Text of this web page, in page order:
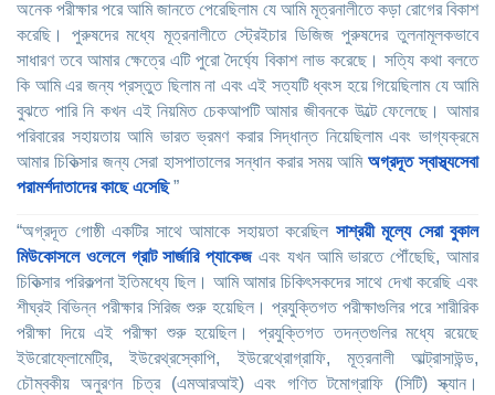
অনেক পরীক্ষার পরে আমি জানতে পেরেছিলাম যে আমি মূত্রনালীতে কড়া রোগের বিকাশ
করেছি। পুরুষদের মধ্যে মূত্রনালীতে স্ট্রেইচার ডিজিজ পুরুষদের তুলনামূলকভাবে
সাধারণ তবে আমার ক্ষেত্রে এটি পুরো দৈর্ঘ্যে বিকাশ লাভ করেছে। সত্যি কথা বলতে
কি আমি এর জন্য প্রস্তুত ছিলাম না এবং এই সত্যটি ধ্বংস হয়ে গিয়েছিলাম যে আমি
বুঝতে পারি নি কখন এই নিয়মিত চেকআপটি আমার জীবনকে উল্টে ফেলেছে। আমার
পরিবারের সহায়তায় আমি ভারত ভ্রমণ করার সিদ্ধান্ত নিয়েছিলাম এবং ভাগ্যক্রমে
আমার চিকিত্সার জন্য সেরা হাসপাতালের সন্ধান করার সময় আমিঅগ্রদূত স্বাস্থ্যসেবা
পরামর্শদাতাদের কাছে এসেছি”
“অগ্রদূত গোষ্ঠী একটির সাথে আমাকে সহায়তা করেছিল সাশ্রয়ী মূল্যে সেরা বুকাল
মিউকোসলে ওলেলে গ্রাট সার্জারি প্যাকেজএবং যখন আমি ভারতে পৌঁছেছি, আমার
চিকিত্সার পরিকল্পনা ইতিমধ্যে ছিল। আমি আমার চিকিৎসকদের সাথে দেখা করেছি এবং
শীঘ্রই বিভিন্ন পরীক্ষার সিরিজ শুরু হয়েছিল। প্রযুক্তিগত পরীক্ষাগুলির পরে শারীরিক
পরীক্ষা দিয়ে এই পরীক্ষা শুরু হয়েছিল। প্রযুক্তিগত তদন্তগুলির মধ্যে রয়েছে
ইউরোফ্লোমেট্রি, ইউরেথ্রস্কোপি, ইউরেথ্রোগ্রাফি, মূত্রনালী আল্ট্রাসাউন্ড,
চৌম্বকীয় অনুরণন চিত্র (এমআরআই) এবং গণিত টমোগ্রাফি (সিটি) স্ক্যান।